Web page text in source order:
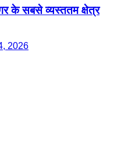
के सबसे व्यस्ततम क्षेत्र
2026